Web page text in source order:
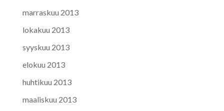
marraskuu 2013
lokakuu 2013
syyskuu 2013
elokuu 2013
huhtikuu 2013
maaliskuu 2013